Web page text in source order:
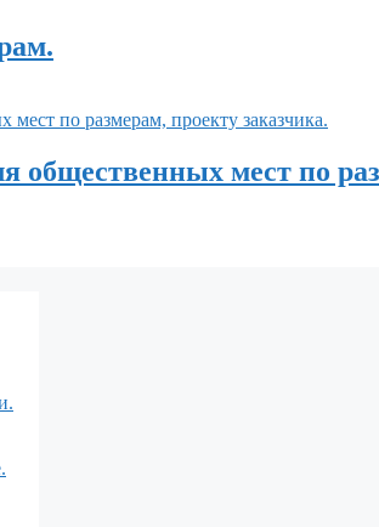
общественных мест по